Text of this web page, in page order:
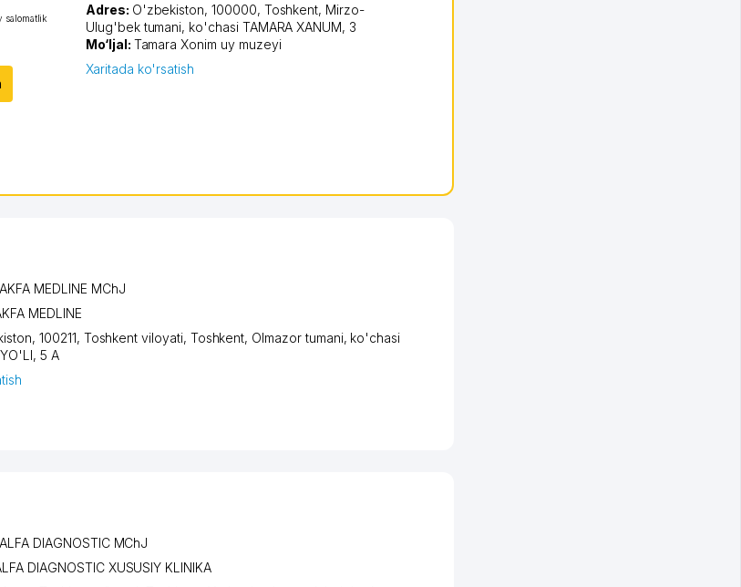
salomatlik
Adres: O'zbekiston, 100000, Toshkent, Mirzo-
Ulug'bek tumani, ko'chasi TAMARA XANUM, 3
Mo‘ljal: Tamara Xonim uy muzeyi
Xaritada ko'rsatish
AKFA MEDLINE MChJ
MEDLINE
100211, Toshkent viloyati, Toshkent, Olmazor tumani, ko'chasi
, 5 А
ALFA DIAGNOSTIC MChJ
DIAGNOSTIC XUSUSIY KLINIKA